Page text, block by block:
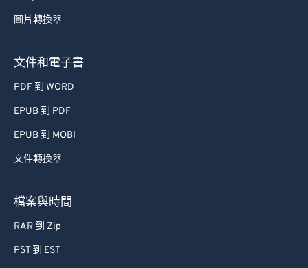
圖片轉換器
文件和電子書
PDF 到 WORD
EPUB 到 PDF
EPUB 到 MOBI
文件轉換器
檔案與時間
RAR 到 Zip
PST 到 EST